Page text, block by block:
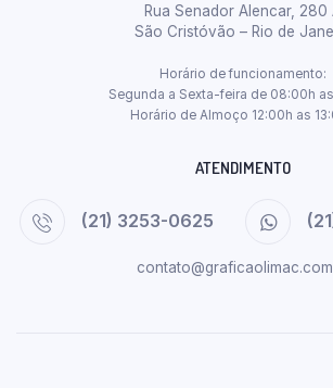
Rua Senador Alencar, 280
São Cristóvão – Rio de
Horário de funcionamento:
Segunda a Sexta-feira de 08:00h
Horário de Almoço 12:00h as
ATENDIMENTO
(21) 3253-0625